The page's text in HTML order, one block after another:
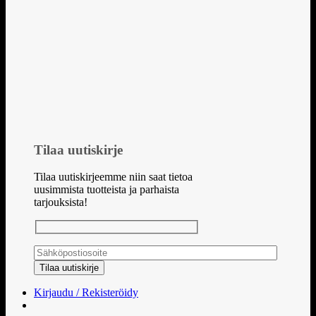
Tilaa uutiskirje
Tilaa uutiskirjeemme niin saat tietoa
uusimmista tuotteista ja parhaista
tarjouksista!
Kirjaudu / Rekisteröidy